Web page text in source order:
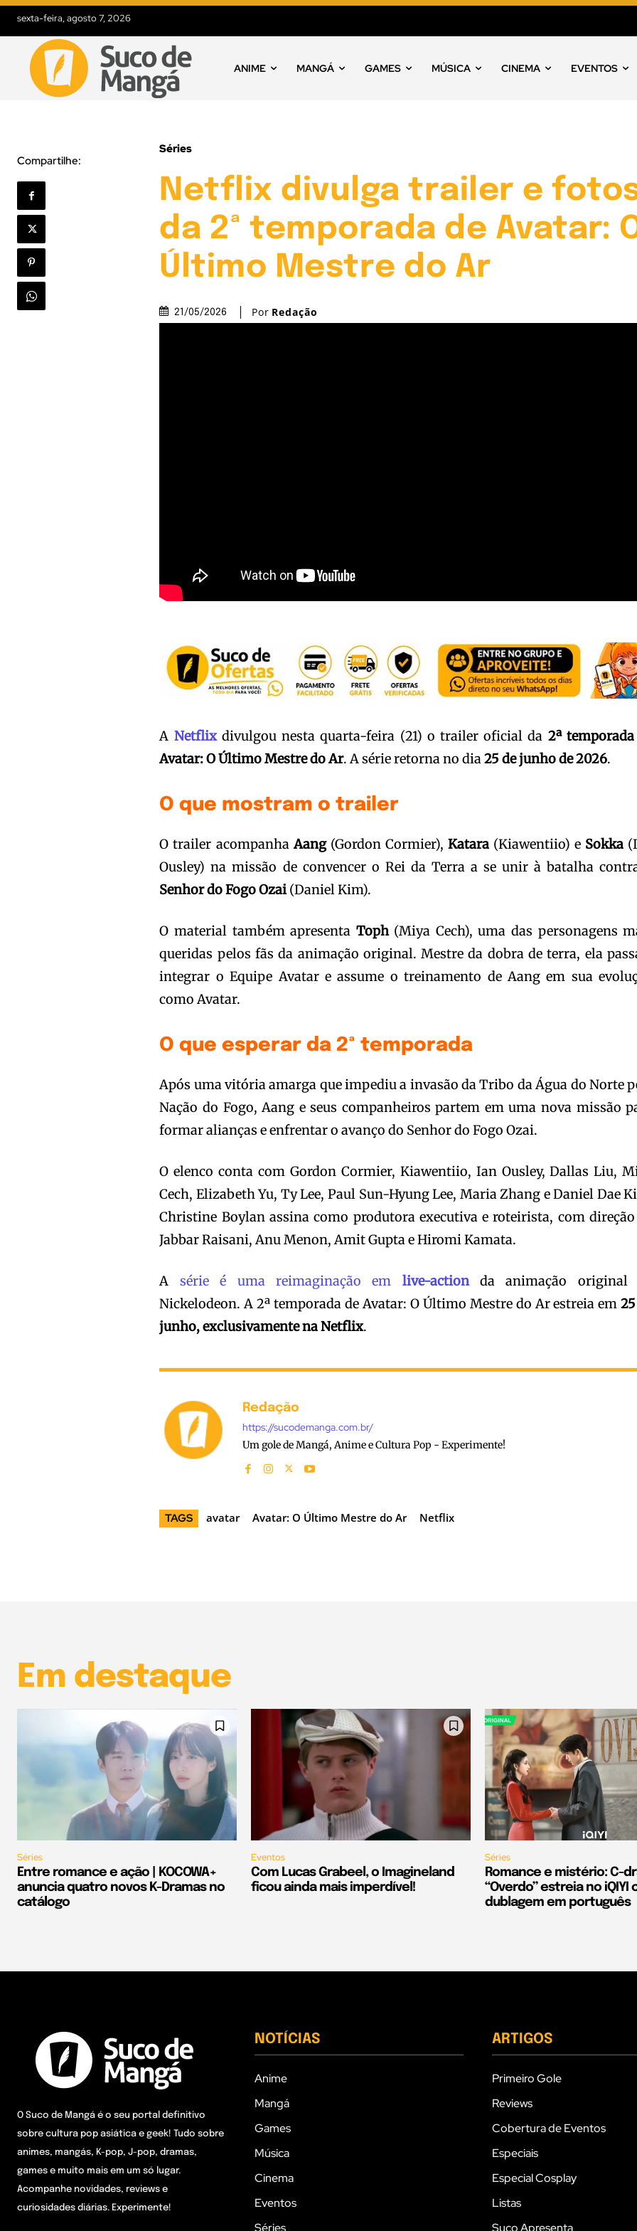
sexta-feira, agosto 7, 2026
ANIME MANGÁ GAMES MÚSICA CINEMA EVENTOS
Compartilhe:
Séries
Netflix divulga trailer e
da 2ª temporada de Avatar:
Último Mestre do Ar
21/05/2026 Por Redação
A Netflix divulgou nesta quarta-feira (21) o trailer oficial da 2ª
Avatar: O Último Mestre do Ar. A série retorna no dia25 de junho de 2026.
O que mostram o trailer
O trailer acompanhaAang(Gordon Cormier), Katara(Kiawentiio) e Sokka
Ousley) na missão de convencer o Rei da Terra a se unir à batalha
Senhor do Fogo Ozai(Daniel Kim).
O material também apresenta Toph(Miya Cech), uma das personagens
queridas pelos fãs da animação original. Mestre da dobra de terra, ela
integrar o Equipe Avatar e assume o treinamento de Aang em sua
como Avatar.
O que esperar da 2ª temporada
Após uma vitória amarga que impediu a invasão da Tribo da Água do Norte
Nação do Fogo, Aang e seus companheiros partem em uma nova missão
formar alianças e enfrentar o avanço do Senhor do Fogo Ozai.
O elenco conta com Gordon Cormier, Kiawentiio, Ian Ousley, Dallas Liu,
Cech, Elizabeth Yu, Ty Lee, Paul Sun-Hyung Lee, Maria Zhang e Daniel Dae
Christine Boylan assina como produtora executiva e roteirista, com direção
Jabbar Raisani, Anu Menon, Amit Gupta e Hiromi Kamata.
A série é uma reimaginação em live-actionda animação original
Nickelodeon. A 2ª temporada de Avatar: O Último Mestre do Ar estreia em
junho, exclusivamente na Netflix.
Redação
https://sucodemanga.com.br/
Um gole de Mangá, Anime e Cultura Pop - Experimente!
TAGS avatar Avatar: O Último Mestre do Ar Netflix
Em destaque
Séries
Entre romance e ação | KOCOWA+
anuncia quatro novos K-Dramas no
catálogo
Eventos
Com Lucas Grabeel, o Imagineland
ficou ainda mais imperdível!
Séries
Romance e mistério: C-
“Overdo” estreia no iQIYI
dublagem em português
O Suco de Mangá é o seu portal definitivo
sobre cultura pop asiática e geek! Tudo sobre
animes, mangás, K-pop, J-pop, dramas,
games e muito mais em um só lugar.
Acompanhe novidades, reviews e
curiosidades diárias. Experimente!
NOTÍCIAS
Anime
Mangá
Games
Música
Cinema
Eventos
Séries
ARTIGOS
Primeiro Gole
Reviews
Cobertura de Eventos
Especiais
Especial Cosplay
Listas
Suco Apresenta